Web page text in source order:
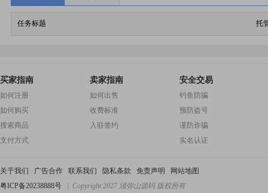
任务标题 托
买家指南
如何注册
如何购买
搜索商品
支付方式
卖家指南
如何出售
收费标准
入驻签约
安全交易
钓鱼防骗
预防盗号
谨防诈骗
实名认证
关于我们 广告合作 联系我们 隐私条款 免责声明
网站地图
粤ICP备20238888号
| Copyright 2027 须弥山源码 版权所有